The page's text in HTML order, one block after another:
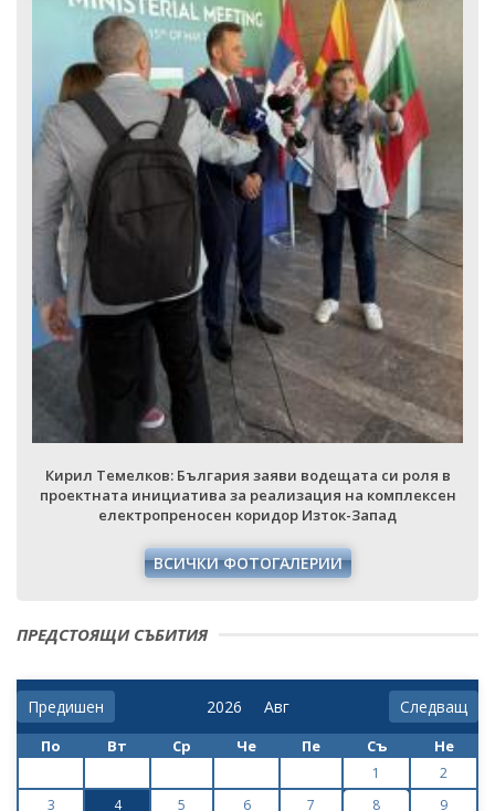
заяви водещата си роля в
за реализация на комплексен
коридор Изток-Запад
ФОТОГАЛЕРИИ
Кирил Темелков:
проектната
ПРЕДСТОЯЩИ СЪБИТИЯ
Предишен Следващ
По Вт Ср Че Пе Съ Не
1
2
3
4 5 6 7 8
9